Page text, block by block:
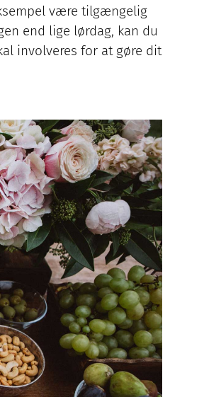
være tilgængelig
end lige lørdag, kan du
involveres for at gøre dit